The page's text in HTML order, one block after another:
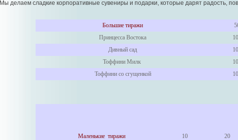
Мы делаем сладкие корпоративные сувениры и подарки, которые дарят радость,
Большие тиражи
Принцесса Востока
Дивный сад
Тоффини Милк
Тоффини со сгущенкой
Маленькие тиражи 10 20